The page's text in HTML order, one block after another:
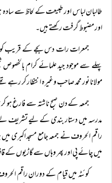
طالبان لباس اور طبیعت کے لحاظ سے سادہ
اور مضبوط گرفت رکھتے ہیں۔
جمعرات رات دس بجے کے قریب کوئٹہ
پہلے سے موجود جید علمائے کرام
مولانا نور محمد صاحب وغیرہ انتظار کر رہے
جمعہ کے دن صبح ناشتہ سے فارغ ہو
مدرسہ میں دستار بندی کے لیے تشریف لے
راقم الحروف نے جمعہ جامع مسجد اکبری میں
میں چائے پی اور پھر وہاں سے گاڑیوں کے
کوئٹہ میں قیام کے دوران راقم